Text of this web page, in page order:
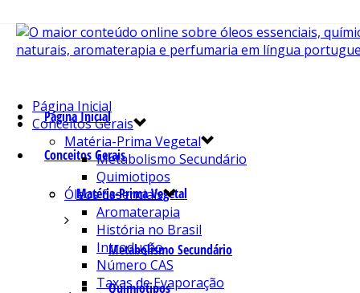
Página Inicial
Conceitos Gerais
Matéria-Prima Vegetal
Metabolismo Secundário
Quimiotipos
Página Inicial
Conceitos Gerais
Matéria-Prima Vegetal
Metabolismo Secundário
Quimiotipos
Óleos Essenciais
Aromaterapia
História no Brasil
Introdução
Número CAS
Taxas de Evaporação